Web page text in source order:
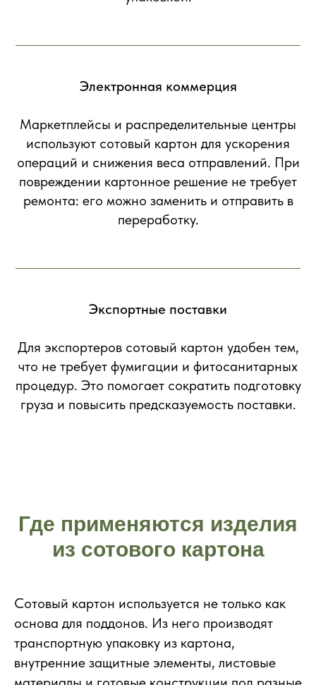
Электронная коммерция
Маркетплейсы и распределительные центры
используют сотовый картон для ускорения
операций и снижения веса отправлений. При
повреждении картонное решение не требует
ремонта: его можно заменить и отправить в
переработку.
Экспортные поставки
Для экспортеров сотовый картон удобен тем,
что не требует фумигации и фитосанитарных
процедур. Это помогает сократить подготовку
груза и повысить предсказуемость поставки.
Где применяются изделия
из сотового картона
Сотовый картон используется не только как
основа для поддонов. Из него производят
транспортную упаковку из картона,
внутренние защитные элементы, листовые